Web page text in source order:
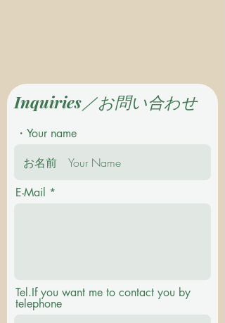
Inquiries／お問い合わせ
・Your name
E-Mail
Tel.If you want me to contact you by
telephone